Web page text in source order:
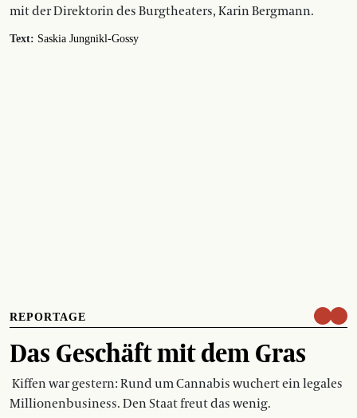
mit der Direktorin des Burgtheaters, Karin Bergmann.
Text: Saskia Jungnikl-Gossy
REPORTAGE
Das Geschäft mit dem Gras
Kiffen war gestern: Rund um Cannabis wuchert ein legales
Millionenbusiness. Den Staat freut das wenig.